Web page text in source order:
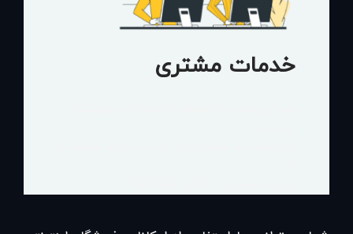
خدمات مشتری